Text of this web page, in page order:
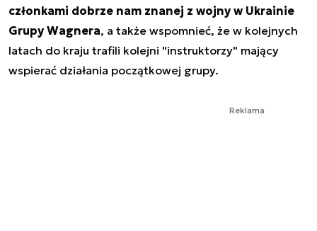
członkami dobrze nam znanej z wojny w Ukrainie
Grupy Wagnera, a także wspomnieć, że w kolejnych
latach do kraju trafili kolejni "instruktorzy" mający
wspierać działania początkowej grupy.
Reklama